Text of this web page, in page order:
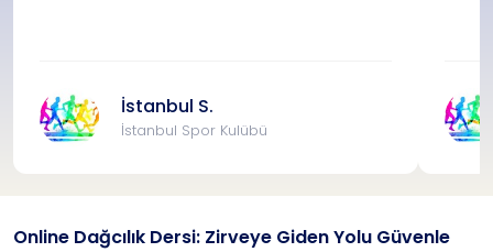
İstanbul S.
İstanbul Spor Kulübü
Online Dağcılık Dersi: Zirveye Giden Yolu Güvenle